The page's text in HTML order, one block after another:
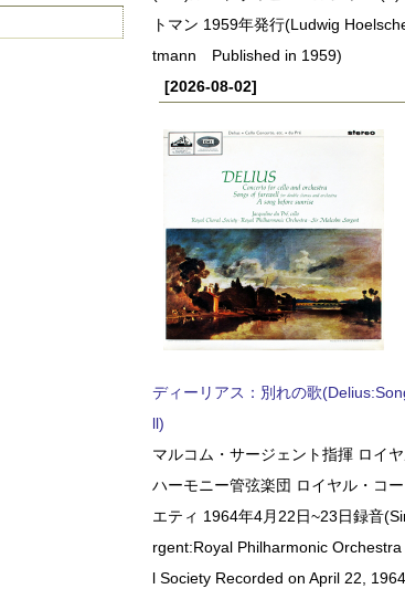
トマン 1959年発行(Ludwig
tmann Published in 1959)
[2026-08-02]
ディーリアス：別れの歌
ll)
マルコム・サージェント指揮 ロイ
ハーモニー管弦楽団 ロイヤル・コ
エティ 1964年4月22日~23日録音
rgent:Royal Philharmonic
l Society Recorded on April 22,